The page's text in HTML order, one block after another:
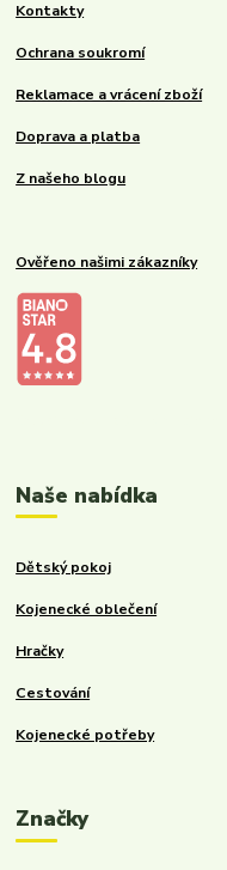
Kontakty
Ochrana soukromí
Reklamace a vrácení zboží
Doprava a platba
Z našeho blogu
Ověřeno našimi zákazníky
Naše nabídka
Dětský pokoj
Kojenecké oblečení
Hračky
Cestování
Kojenecké potřeby
Značky